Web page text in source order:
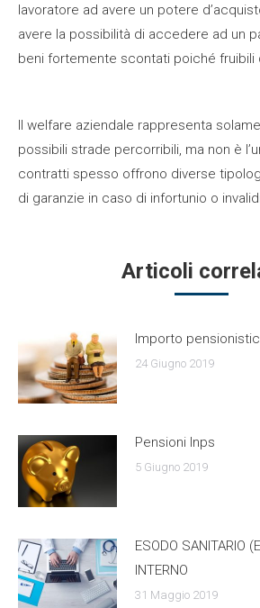
lavoratore ad avere un potere
avere la possibilità di accedere ad un
beni fortemente scontati poiché fruibili
Il welfare aziendale rappresenta
possibili strade percorribili, ma non è
contratti spesso offrono diverse
di garanzie in caso di infortunio o
Articoli
Importo
24 Giugno 2019
Pensioni Inps
5 Giugno 2019
ESODO SANITARIO
INTERNO
31 Maggio 2019